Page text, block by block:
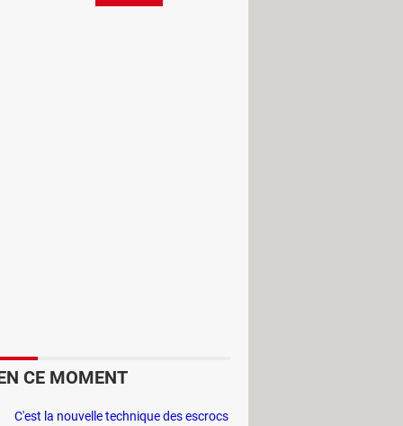
techniques et
d'ores et déjà commencé à
vedette sera sans aucun doute
à l'approche des fêtes de fin
tourner vers les produits des
leurs stocks des références
prix, pour peu qu'on résiste
vrai en cette fin
CE MOMENT
C'est la nouvelle technique des escrocs